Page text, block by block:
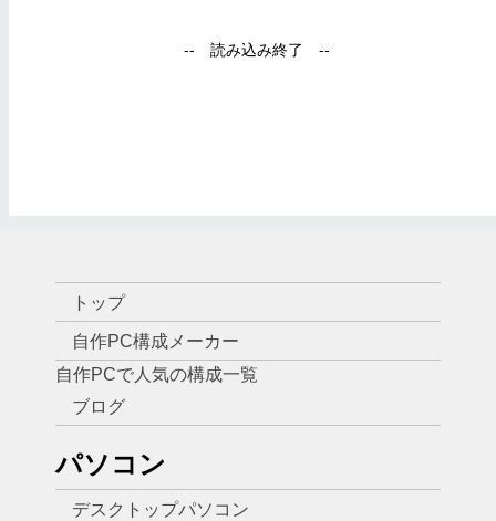
トップ
自作PC構成メーカー
自作PCで人気の構成一覧
ブログ
パソコン
デスクトップパソコン